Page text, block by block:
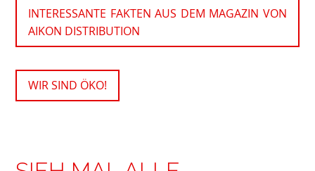
INTERESSANTE FAKTEN AUS DEM MAGAZIN VON
AIKON DISTRIBUTION
WIR SIND ÖKO!